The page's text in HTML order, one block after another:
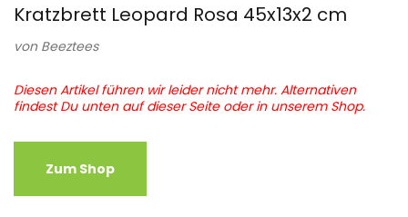
Kratzbrett Leopard Rosa 45x13x2 cm
von Beeztees
Diesen Artikel führen wir leider nicht mehr. Alternativen
findest Du unten auf dieser Seite oder in unserem Shop.
Zum Shop